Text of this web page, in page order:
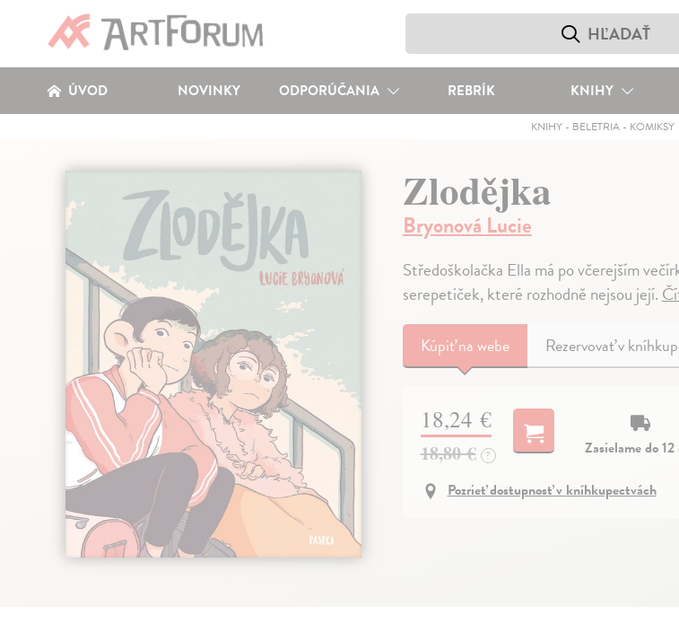
ÚVOD NOVINKY ODPORÚČANIA REBRÍK KNIHY
KNIHY- BELETRIA- KOMIKSY
Zlodějka
Bryonová Lucie
Středoškolačka Ella má po včerejším
serepetiček, které rozhodně nejsou její.
Kúpiťna webe Rezervovať v
18,24 €
18,80 € ?
Zasielame do
Pozrieť dostupnosť v kníhkupectvách